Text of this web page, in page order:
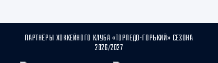
ПАРТНЁРЫ ХОККЕЙНОГО КЛУБА «ТОРПЕДО-ГОРЬКИЙ» СЕЗОНА
2026/2027